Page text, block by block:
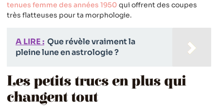
tenues femme des années 1950 qui offrent des coupes
très flatteuses pour ta morphologie.
A LIRE : Que révèle vraiment la
pleine lune en astrologie ?
Les petits trucs en plus qui
changent tout